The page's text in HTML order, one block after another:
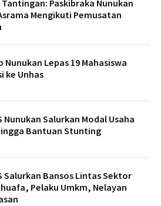
Tantingan: Paskibraka Nunukan
Mengikuti Pemusatan
Nunukan Lepas 19 Mahasiswa
ke Unhas
Nunukan Salurkan Modal Usaha
Bantuan Stunting
Salurkan Bansos Lintas Sektor
Pelaku Umkm, Nelayan